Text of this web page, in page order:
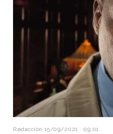
Redacción 15/09/2021 · 09:01